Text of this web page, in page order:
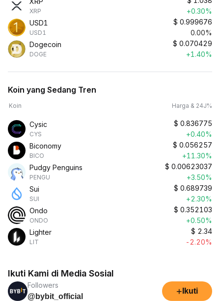
XRP
+0.30%
USD1
USD1
$ 0.999676
0.00%
Dogecoin
DOGE
$ 0.070429
+1.40%
Koin yang Sedang Tren
Koin Harga & 24J%
Cysic
CYS
$ 0.836775
+0.40%
Biconomy
BICO
$ 0.056257
+11.30%
Pudgy Penguins
PENGU
$ 0.00623037
+3.50%
Sui
SUI
$ 0.689739
+2.30%
Ondo
ONDO
$ 0.352103
+0.50%
Lighter
LIT
$ 2.34
-2.20%
Ikuti Kami di Media Sosial
Followers
@bybit_official
+ Ikuti